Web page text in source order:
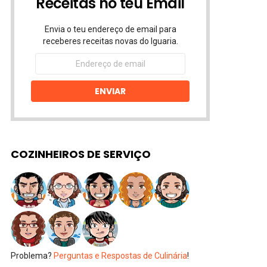
Envia o teu endereço de email para
receberes receitas novas do Iguaria.
Endereço
email
ENVIAR
COZINHEIROS DE SERVIÇO
Problema? Perguntas e Respostas de Culinária!